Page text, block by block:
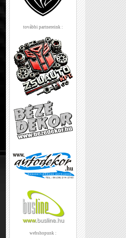
további partnereink :
webshopunk :